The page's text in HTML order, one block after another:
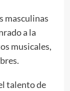
masculinas
a la
musicales,
talento de